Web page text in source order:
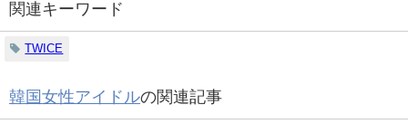
関連キーワード
TWICE
韓国女性アイドルの関連記事